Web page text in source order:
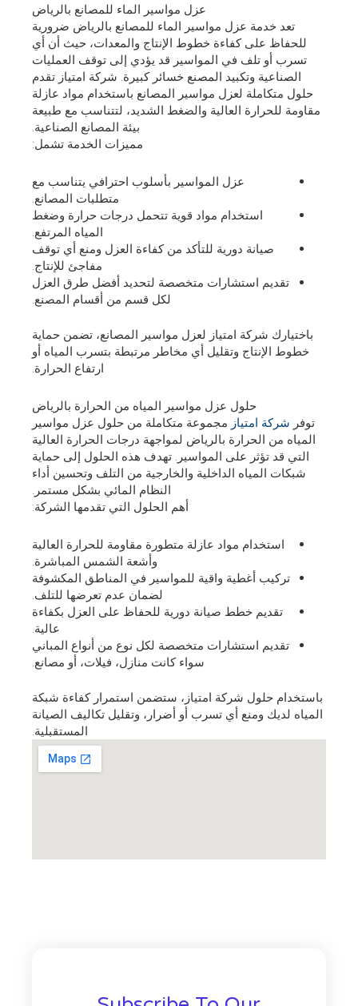
عزل مواسير الماء للمصانع بالرياض
تعد خدمة عزل مواسير الماء للمصانع بالرياض ضرورية
للحفاظ على كفاءة خطوط الإنتاج والمعدات، حيث أن أي
تسرب أو تلف في المواسير قد يؤدي إلى توقف العمليات
الصناعية وتكبيد المصنع خسائر كبيرة. شركة امتياز تقدم
حلول متكاملة لعزل مواسير المصانع باستخدام مواد عازلة
مقاومة للحرارة العالية والضغط الشديد، لتتناسب مع طبيعة
بيئة المصانع الصناعية.
مميزات الخدمة تشمل:
عزل المواسير بأسلوب احترافي يتناسب مع
متطلبات المصانع.
استخدام مواد قوية تتحمل درجات حرارة وضغط
المياه المرتفع.
صيانة دورية للتأكد من كفاءة العزل ومنع أي توقف
مفاجئ للإنتاج.
تقديم استشارات متخصصة لتحديد أفضل طرق العزل
لكل قسم من أقسام المصنع.
باختيارك شركة امتياز لعزل مواسير المصانع، تضمن حماية
خطوط الإنتاج وتقليل أي مخاطر مرتبطة بتسرب المياه أو
ارتفاع الحرارة.
حلول عزل مواسير المياه من الحرارة بالرياض
توفر شركة امتياز مجموعة متكاملة من حلول عزل مواسير
المياه من الحرارة بالرياض لمواجهة درجات الحرارة العالية
التي قد تؤثر على المواسير. تهدف هذه الحلول إلى حماية
شبكات المياه الداخلية والخارجية من التلف وتحسين أداء
النظام المائي بشكل مستمر.
أهم الحلول التي تقدمها الشركة:
استخدام مواد عازلة متطورة مقاومة للحرارة العالية
وأشعة الشمس المباشرة.
تركيب أغطية واقية للمواسير في المناطق المكشوفة
لضمان عدم تعرضها للتلف.
تقديم خطط صيانة دورية للحفاظ على العزل بكفاءة
عالية.
تقديم استشارات متخصصة لكل نوع من أنواع المباني
سواء كانت منازل، فيلات، أو مصانع.
باستخدام حلول شركة امتياز، ستضمن استمرار كفاءة شبكة
المياه لديك ومنع أي تسرب أو أضرار، وتقليل تكاليف الصيانة
المستقبلية.